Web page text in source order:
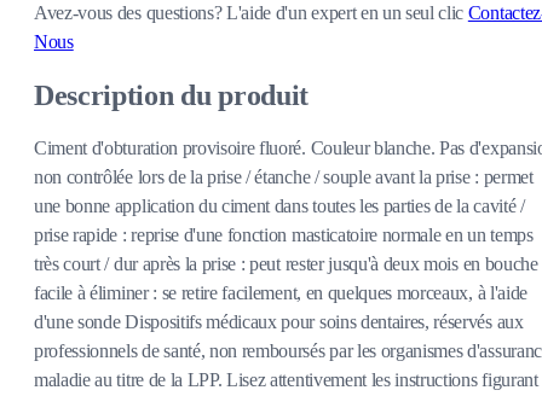
Avez-vous des questions?L'aide d'un expert en un seul clic
Nous
Description du produit
Ciment d'obturation provisoire fluoré. Couleur blanche. Pas
non contrôlée lors de la prise / étanche / souple avant la prise : permet
une bonne application du ciment dans toutes les parties de la cavité /
prise rapide : reprise d'une fonction masticatoire normale en un temps
très court / dur après la prise : peut rester jusqu'à deux mois en bouche
facile à éliminer : se retire facilement, en quelques morceaux, à l'aide
d'une sonde Dispositifs médicaux pour soins dentaires, réservés aux
professionnels de santé, non remboursés par les organismes
maladie au titre de la LPP. Lisez attentivement les instructions figurant